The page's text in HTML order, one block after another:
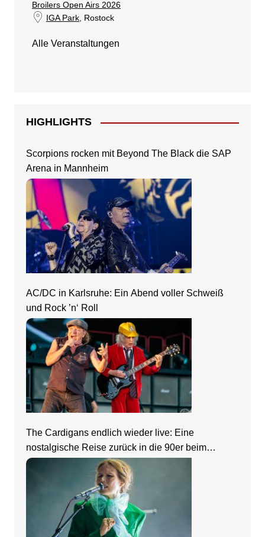
Broilers Open Airs 2026
IGA Park, Rostock
Alle Veranstaltungen
HIGHLIGHTS
Scorpions rocken mit Beyond The Black die SAP
Arena in Mannheim
AC/DC in Karlsruhe: Ein Abend voller Schweiß
und Rock ’n‘ Roll
The Cardigans endlich wieder live: Eine
nostalgische Reise zurück in die 90er beim
Zeltfestival Rhein-Neckar